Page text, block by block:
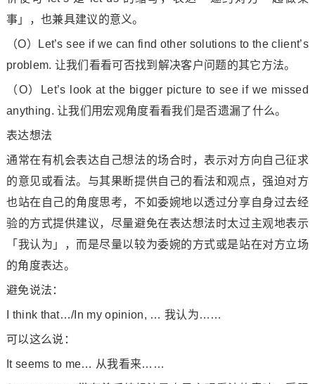
事」，也兼具建议的意义。
（O）Let’s see if we can find other solutions to the client’s
problem. 让我们看看可否找到解决客户问题的其它方法。
（O）Let’s look at the bigger picture to see if we missed
anything. 让我们用宏观角度看看我们是否遗漏了什么。
表达想法
通常在有机会表达自己想法的场合时，表示对方向自己征求
的意见或看法。与其果断提供自己的看法和观点，强迫对方
也站在自己的角度思考，不如委婉地以透过分享自身过去经
验的方式提供建议，尽量避免在表达想法时太过主观地表示
「我认为」，而是尽量以较为委婉的方式或是站在对方立场
的角度表达。
避免说法：
I think that…/In my opinion, … 我认为……
可以这么说：
It seems to me… 从我看来……